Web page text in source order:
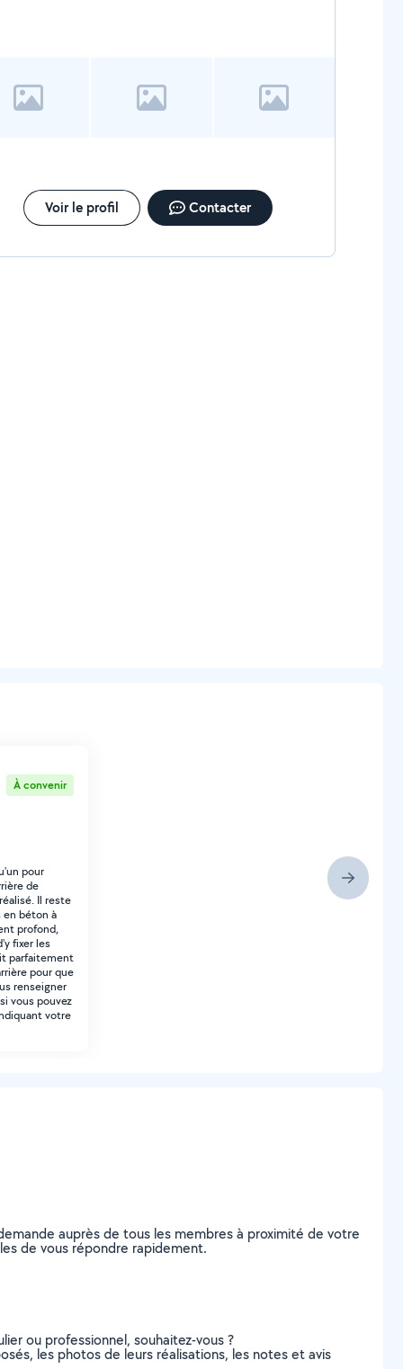
Voir le profil Contacter
À convenir
pour
de
Il reste
en béton à
profond,
fixer les
parfaitement
pour que
renseigner
vous pouvez
votre
auprès de tous les membres à proximité de votre
de vous répondre rapidement.
ou professionnel, souhaitez-vous ?
les photos de leurs réalisations, les notes et avis